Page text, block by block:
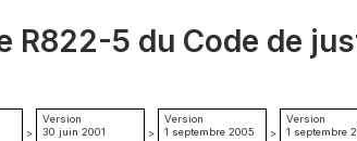
R822-5 du Code de
>
Version
30 juin 2001
>
Version
1 septembre 2005
>
Version
1 septembre